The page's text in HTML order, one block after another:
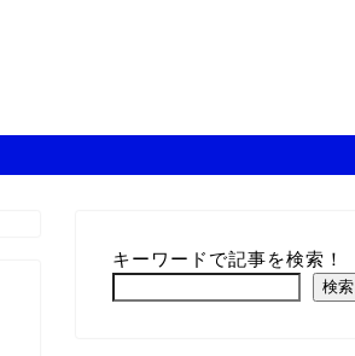
キーワードで記事を検索！
検索